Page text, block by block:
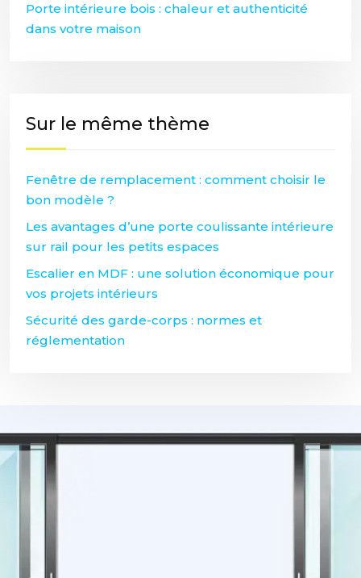
Porte intérieure bois : chaleur et authenticité
dans votre maison
Sur le même thème
Fenêtre de remplacement : comment choisir le
bon modèle ?
Les avantages d’une porte coulissante intérieure
sur rail pour les petits espaces
Escalier en MDF : une solution économique pour
vos projets intérieurs
Sécurité des garde-corps : normes et
réglementation